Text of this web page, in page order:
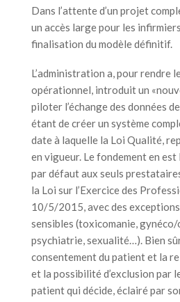
Dans l’attente d’un projet
un accès large pour les
finalisation du modèle définitif.
L’administration a, pour rendre
opérationnel, introduit un
piloter l’échange des données
étant de créer un système
date à laquelle la Loi Qualité,
en vigueur. Le fondement en est
par défaut aux seuls
la Loi sur l’Exercice des
10/5/2015, avec des
sensibles (toxicomanie,
psychiatrie, sexualité…). Bien
consentement du patient et la
et la possibilité d’exclusion par
patient qui décide, éclairé par